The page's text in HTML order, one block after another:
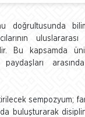
doğrultusunda
uluslararası
Bu kapsamda
paydaşları
sempozyum;
buluşturarak